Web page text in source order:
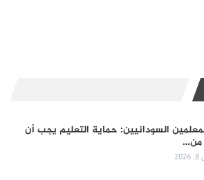
السودانيين: حماية التعليم يجب أن
من…